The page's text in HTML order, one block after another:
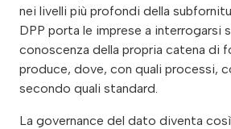
nei livelli più profondi della
DPP porta le imprese a interrogarsi
conoscenza della propria catena di
produce, dove, con quali processi,
secondo quali standard.
La governance del dato diventa